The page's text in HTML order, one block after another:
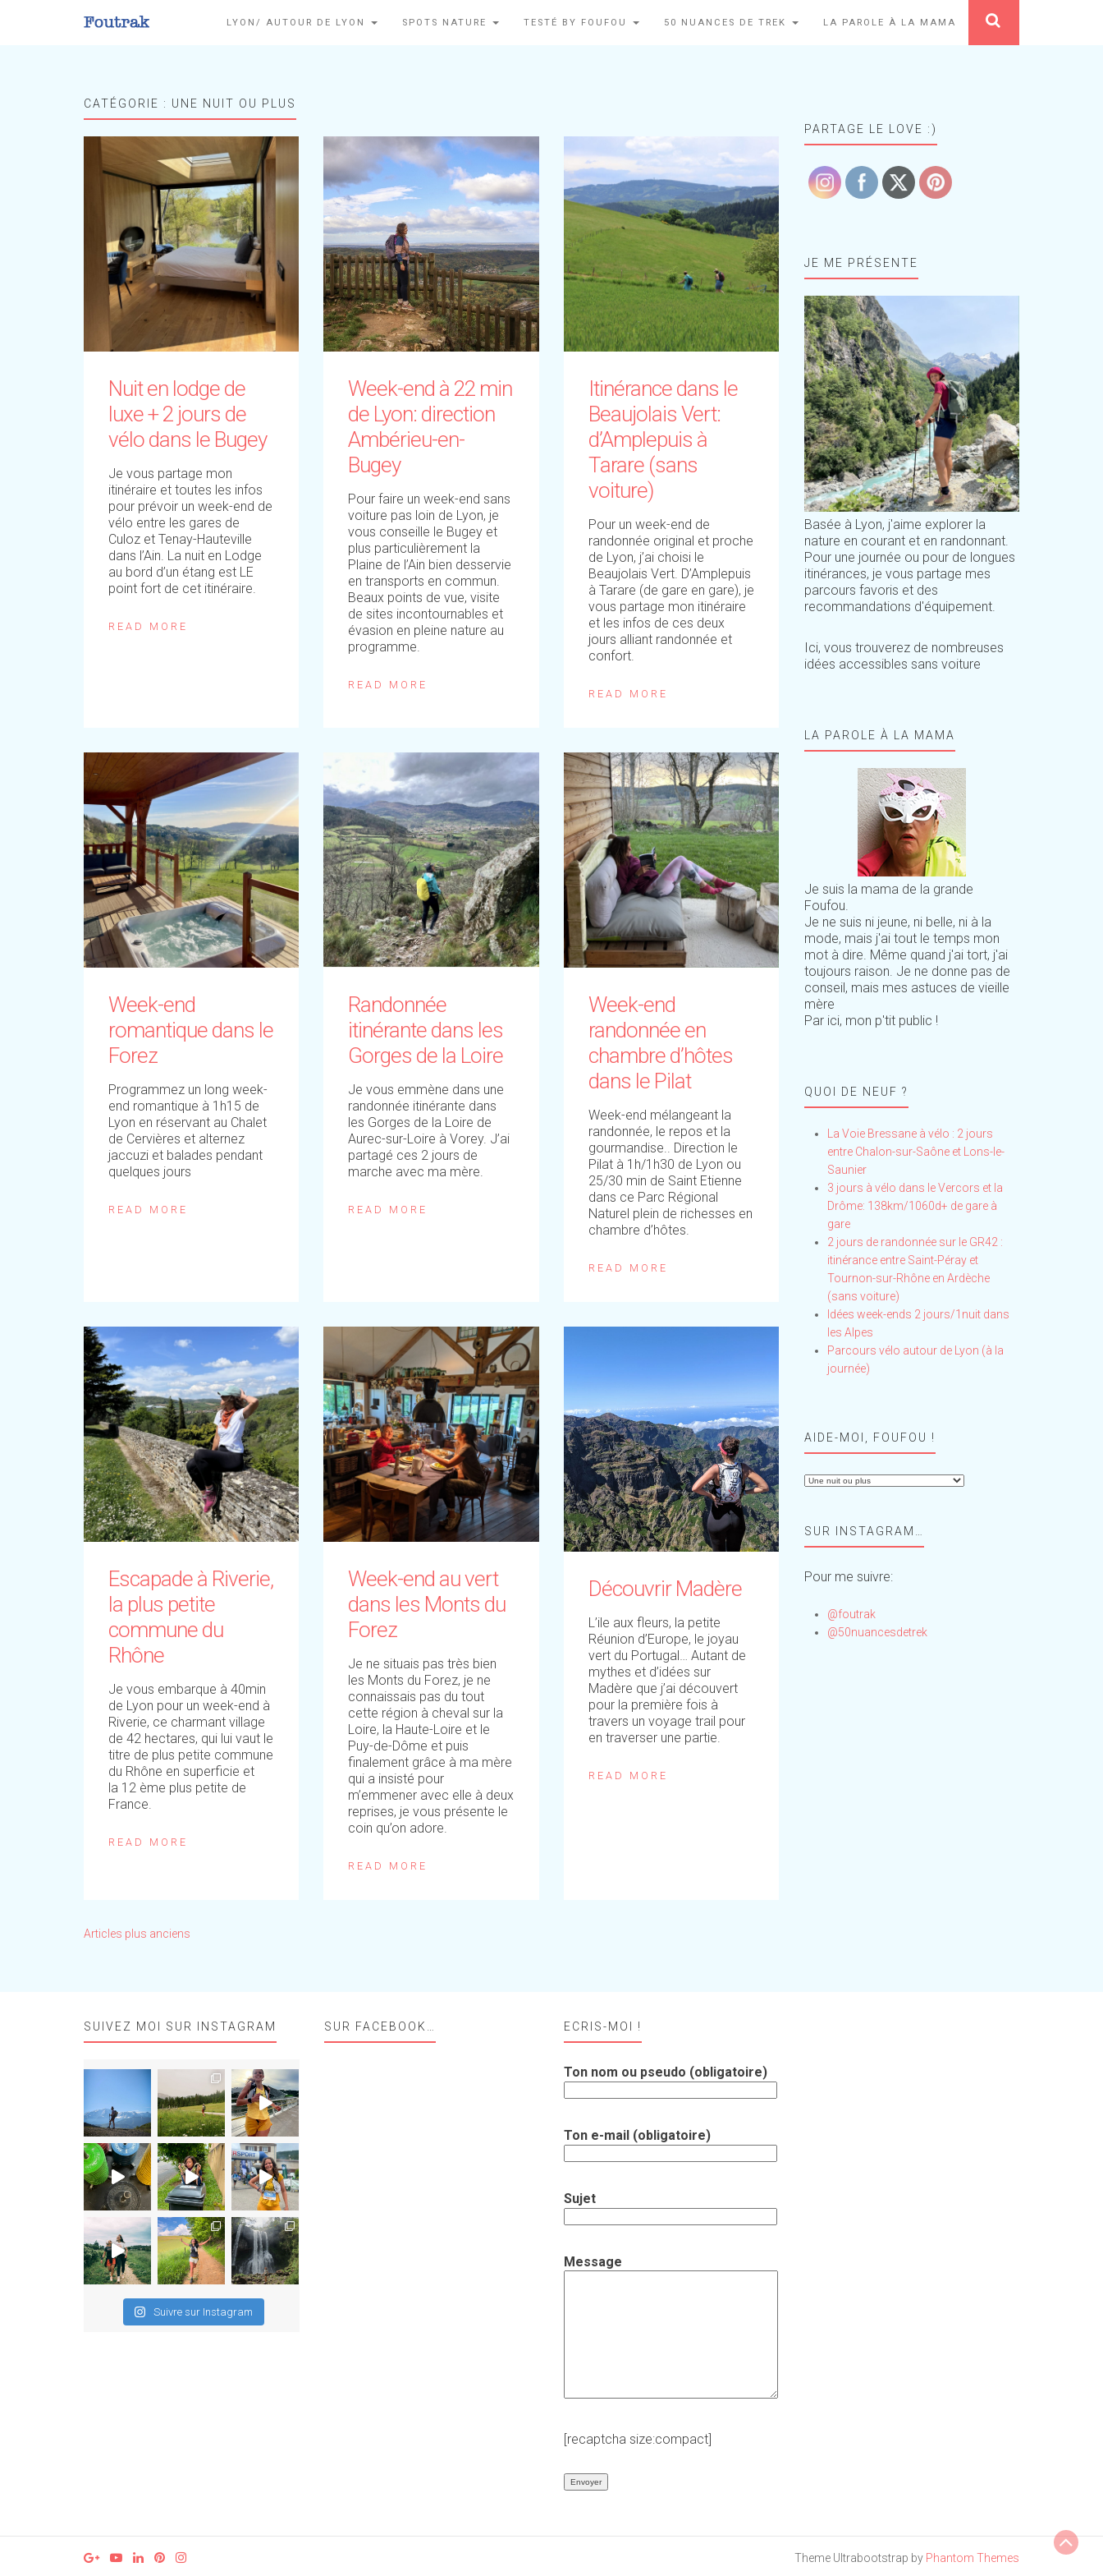
LYON/ AUTOUR DE LYON SPOTS NATURE TESTÉ BY FOUFOU 50 NUANCES DE TREK LA PAROLE À LA MAMA
CATÉGORIE : UNE NUIT OU PLUS
Nuit en lodge de
luxe + 2 jours de
vélo dans le Bugey
Je vous partage mon
itinéraire et toutes les infos
pour prévoir un week-end de
vélo entre les gares de
Culoz et Tenay-Hauteville
dans l’Ain. La nuit en Lodge
au bord d’un étang est LE
point fort de cet itinéraire.
READ MORE
Week-end à 22 min
de Lyon: direction
Ambérieu-en-
Bugey
Pour faire un week-end sans
voiture pas loin de Lyon, je
vous conseille le Bugey et
plus particulièrement la
Plaine de l’Ain bien desservie
en transports en commun.
Beaux points de vue, visite
de sites incontournables et
évasion en pleine nature au
programme.
READ MORE
Itinérance dans le
Beaujolais Vert:
d’Amplepuis à
Tarare (sans
voiture)
Pour un week-end de
randonnée original et proche
de Lyon, j’ai choisi le
Beaujolais Vert. D’Amplepuis
à Tarare (de gare en gare), je
vous partage mon itinéraire
et les infos de ces deux
jours alliant randonnée et
confort.
READ MORE
Week-end
romantique dans le
Forez
Programmez un long week-
end romantique à 1h15 de
Lyon en réservant au Chalet
de Cervières et alternez
jaccuzi et balades pendant
quelques jours
READ MORE
Randonnée
itinérante dans les
Gorges de la Loire
Je vous emmène dans une
randonnée itinérante dans
les Gorges de la Loire de
Aurec-sur-Loire à Vorey. J’ai
partagé ces 2 jours de
marche avec ma mère.
READ MORE
Week-end
randonnée en
chambre d’hôtes
dans le Pilat
Week-end mélangeant la
randonnée, le repos et la
gourmandise.. Direction le
Pilat à 1h/1h30 de Lyon ou
25/30 min de Saint Etienne
dans ce Parc Régional
Naturel plein de richesses en
chambre d’hôtes.
READ MORE
Escapade à Riverie,
la plus petite
commune du
Rhône
Je vous embarque à 40min
de Lyon pour un week-end à
Riverie, ce charmant village
de 42 hectares, qui lui vaut le
titre de plus petite commune
du Rhône en superficie et
la 12 ème plus petite de
France.
READ MORE
Week-end au vert
dans les Monts du
Forez
Je ne situais pas très bien
les Monts du Forez, je ne
connaissais pas du tout
cette région à cheval sur la
Loire, la Haute-Loire et le
Puy-de-Dôme et puis
finalement grâce à ma mère
qui a insisté pour
m’emmener avec elle à deux
reprises, je vous présente le
coin qu’on adore.
READ MORE
Découvrir Madère
L’ile aux fleurs, la petite
Réunion d’Europe, le joyau
vert du Portugal… Autant de
mythes et d’idées sur
Madère que j’ai découvert
pour la première fois à
travers un voyage trail pour
en traverser une partie.
READ MORE
Navigation
des
Articles plus anciens
PARTAGE LE LOVE :)
JE ME PRÉSENTE
Basée à Lyon, j'aime explorer la
nature en courant et en randonnant.
Pour une journée ou pour de longues
itinérances, je vous partage mes
parcours favoris et des
recommandations d'équipement.
Ici, vous trouverez de nombreuses
idées accessibles sans voiture
LA PAROLE À LA MAMA
Je suis la mama de la grande
Foufou.
Je ne suis ni jeune, ni belle, ni à la
mode, mais j'ai tout le temps mon
mot à dire. Même quand j'ai tort, j'ai
toujours raison. Je ne donne pas de
conseil, mais mes astuces de vieille
mère
Par ici, mon p'tit public !
QUOI DE NEUF ?
La Voie Bressane à vélo : 2 jours
entre Chalon-sur-Saône et Lons-le-
Saunier
3 jours à vélo dans le Vercors et la
Drôme: 138km/1060d+ de gare à
gare
2 jours de randonnée sur le GR42 :
itinérance entre Saint-Péray et
Tournon-sur-Rhône en Ardèche
(sans voiture)
Idées week-ends 2 jours/1nuit dans
les Alpes
Parcours vélo autour de Lyon (à la
journée)
AIDE-MOI, FOUFOU !
Aide-
!SUR INSTAGRAM…
Pour me suivre:
@foutrak
@50nuancesdetrek
SUIVEZ MOI SUR INSTAGRAM
Suivre sur Instagram
SUR FACEBOOK… ECRIS-MOI !
Ton nom ou pseudo (obligatoire)
Ton e-mail (obligatoire)
Sujet
Message
[recaptcha size:compact]
Theme Ultrabootstrap by Phantom Themes